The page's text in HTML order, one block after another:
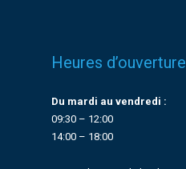
Heures d’ouverture
Du mardi au vendredi :
09:30 – 12:00
14:00 – 18:00